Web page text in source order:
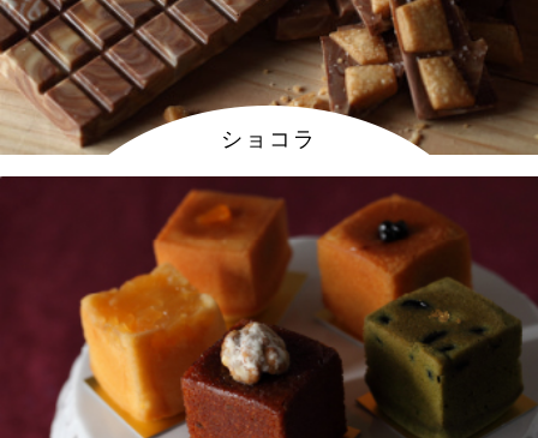
ショコラ